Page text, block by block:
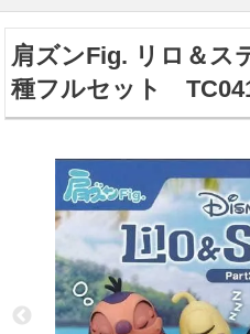
肩ズンFig. リロ＆
種フルセット